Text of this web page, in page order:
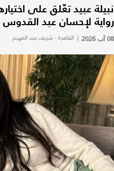
نبيلة عبيد تعّلق على
رواية لإحسان عبد القدوس
08 آب 2026 | القاهرة - شريف عبد الفهيم